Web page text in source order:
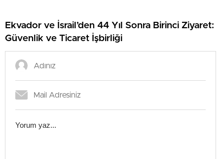
Ekvador ve İsrail’den 44 Yıl Sonra Birinci Ziyaret:
Güvenlik ve Ticaret İşbirliği